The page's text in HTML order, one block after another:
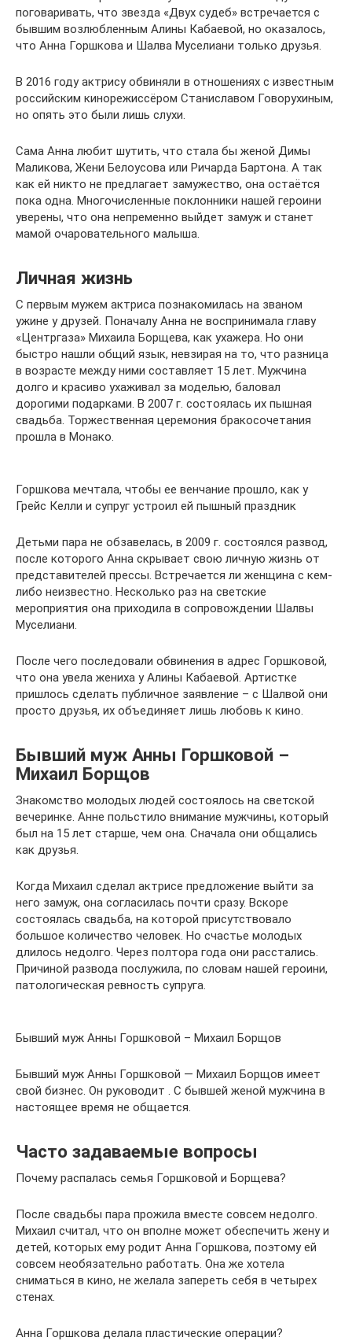
поговаривать, что звезда «Двух судеб» встречается с
бывшим возлюбленным Алины Кабаевой, но оказалось,
что Анна Горшкова и Шалва Муселиани только друзья.
В 2016 году актрису обвиняли в отношениях с известным
российским кинорежиссёром Станиславом Говорухиным,
но опять это были лишь слухи.
Сама Анна любит шутить, что стала бы женой Димы
Маликова, Жени Белоусова или Ричарда Бартона. А так
как ей никто не предлагает замужество, она остаётся
пока одна. Многочисленные поклонники нашей героини
уверены, что она непременно выйдет замуж и станет
мамой очаровательного малыша.
Личная жизнь
С первым мужем актриса познакомилась на званом
ужине у друзей. Поначалу Анна не воспринимала главу
«Центргаза» Михаила Борщева, как ухажера. Но они
быстро нашли общий язык, невзирая на то, что разница
в возрасте между ними составляет 15 лет. Мужчина
долго и красиво ухаживал за моделью, баловал
дорогими подарками. В 2007 г. состоялась их пышная
свадьба. Торжественная церемония бракосочетания
прошла в Монако.
Горшкова мечтала, чтобы ее венчание прошло, как у
Грейс Келли и супруг устроил ей пышный праздник
Детьми пара не обзавелась, в 2009 г. состоялся развод,
после которого Анна скрывает свою личную жизнь от
представителей прессы. Встречается ли женщина с кем-
либо неизвестно. Несколько раз на светские
мероприятия она приходила в сопровождении Шалвы
Муселиани.
После чего последовали обвинения в адрес Горшковой,
что она увела жениха у Алины Кабаевой. Артистке
пришлось сделать публичное заявление – с Шалвой они
просто друзья, их объединяет лишь любовь к кино.
Бывший муж Анны Горшковой –
Михаил Борщов
Знакомство молодых людей состоялось на светской
вечеринке. Анне польстило внимание мужчины, который
был на 15 лет старше, чем она. Сначала они общались
как друзья.
Когда Михаил сделал актрисе предложение выйти за
него замуж, она согласилась почти сразу. Вскоре
состоялась свадьба, на которой присутствовало
большое количество человек. Но счастье молодых
длилось недолго. Через полтора года они расстались.
Причиной развода послужила, по словам нашей героини,
патологическая ревность супруга.
Бывший муж Анны Горшковой – Михаил Борщов
Бывший муж Анны Горшковой — Михаил Борщов имеет
свой бизнес. Он руководит . С бывшей женой мужчина в
настоящее время не общается.
Часто задаваемые вопросы
Почему распалась семья Горшковой и Борщева?
После свадьбы пара прожила вместе совсем недолго.
Михаил считал, что он вполне может обеспечить жену и
детей, которых ему родит Анна Горшкова, поэтому ей
совсем необязательно работать. Она же хотела
сниматься в кино, не желала запереть себя в четырех
стенах.
Анна Горшкова делала пластические операции?